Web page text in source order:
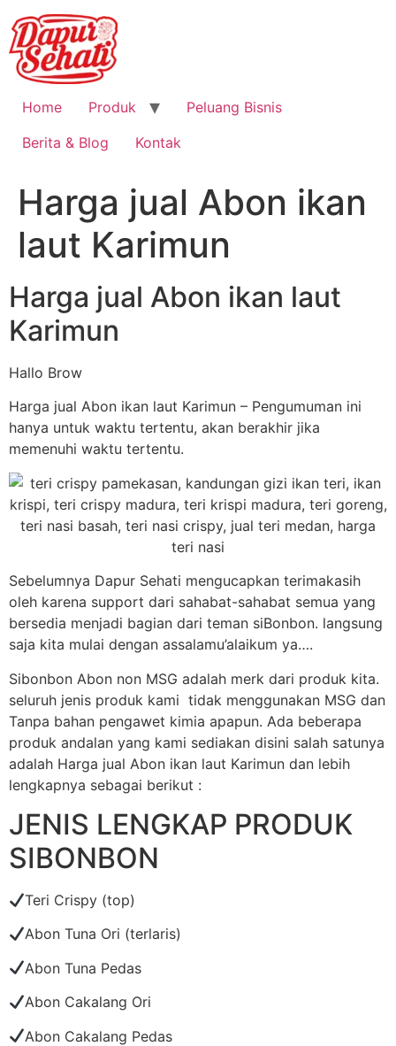
Home Produk
Peluang Bisnis
Berita & Blog
Kontak
Harga jual Abon ikan
laut Karimun
Harga jual Abon ikan laut
Karimun
Hallo Brow
Harga jual Abon ikan laut Karimun – Pengumuman ini
hanya untuk waktu tertentu, akan berakhir jika
memenuhi waktu tertentu.
Sebelumnya Dapur Sehati mengucapkan terimakasih
oleh karena support dari sahabat-sahabat semua yang
bersedia menjadi bagian dari teman siBonbon. langsung
saja kita mulai dengan assalamu’alaikum ya….
Sibonbon Abon non MSG adalah merk dari produk kita.
seluruh jenis produk kami tidak menggunakan MSG dan
Tanpa bahan pengawet kimia apapun. Ada beberapa
produk andalan yang kami sediakan disini salah satunya
adalah Harga jual Abon ikan laut Karimun dan lebih
lengkapnya sebagai berikut :
JENIS LENGKAP PRODUK
SIBONBON
Teri Crispy (top)
Abon Tuna Ori (terlaris)
Abon Tuna Pedas
Abon Cakalang Ori
Abon Cakalang Pedas